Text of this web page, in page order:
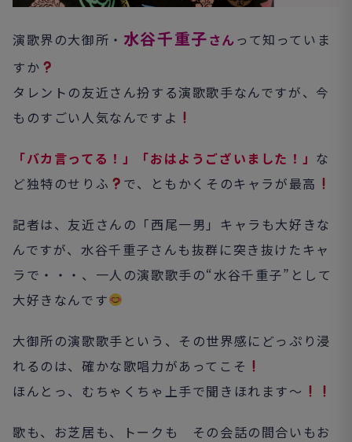
演歌界の大御所・ 水谷千重子さんって知っていま
すか
タレントの友近さん扮する演歌歌手なんですが、今
ものすごい人気なんですよ
「バカ言ってる！」「おはようございました！」 な
ど独特のせりふ
で、ともかくそのキャラが最高
記者は、友近さんの「西尾一男」キャラも大好きな
んですが、水谷千重子さんも抜群に突き抜けたキャ
ラで・・・、一人の演歌歌手の“水谷千重子”として
大好きなんです
大御所の演歌歌手という、その世界感にどっぷり浸
れるのは、確かな歌唱力があってこそ
ほんとっ、むちゃくちゃ上手で聞きほれます～
歌も、お芝居も、トークも その会話の間合いもお